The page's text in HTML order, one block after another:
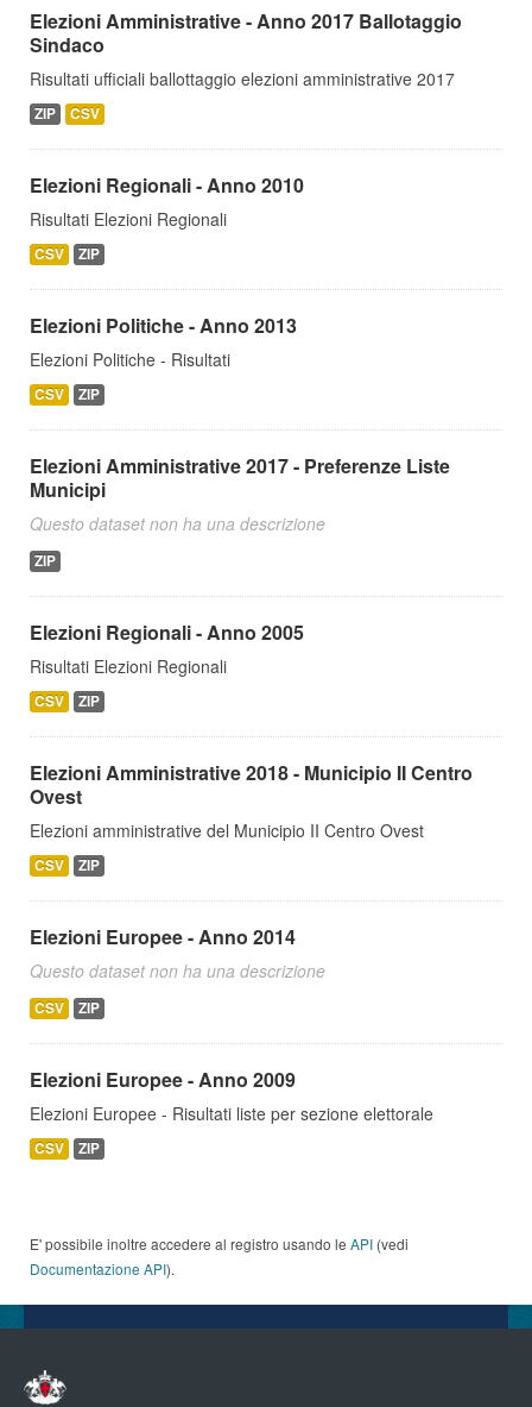
Elezioni Amministrative - Anno 2017 Ballotaggio
Sindaco
Risultati ufficiali ballottaggio elezioni amministrative 2017
ZIP CSV
Elezioni Regionali - Anno 2010
Risultati Elezioni Regionali
CSV ZIP
Elezioni Politiche - Anno 2013
Elezioni Politiche - Risultati
CSV ZIP
Elezioni Amministrative 2017 - Preferenze Liste
Municipi
Questo dataset non ha una descrizione
ZIP
Elezioni Regionali - Anno 2005
Risultati Elezioni Regionali
CSV ZIP
Elezioni Amministrative 2018 - Municipio II Centro
Ovest
Elezioni amministrative del Municipio II Centro Ovest
CSV ZIP
Elezioni Europee - Anno 2014
Questo dataset non ha una descrizione
CSV ZIP
Elezioni Europee - Anno 2009
Elezioni Europee - Risultati liste per sezione elettorale
CSV ZIP
E' possibile inoltre accedere al registro usando le API (vedi
Documentazione API).